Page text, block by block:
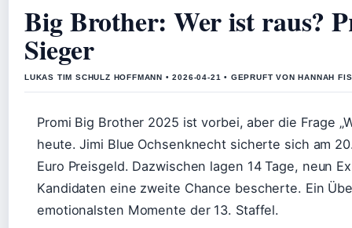
Big Brother: Wer ist raus?
Sieger
LUKAS TIM SCHULZ HOFFMANN • 2026-04-21 • GEPRUFT VON HANNAH
Promi Big Brother 2025 ist vorbei, aber die Frage
heute. Jimi Blue Ochsenknecht sicherte sich am
Euro Preisgeld. Dazwischen lagen 14 Tage, neun
Kandidaten eine zweite Chance bescherte. Ein
emotionalsten Momente der 13. Staffel.